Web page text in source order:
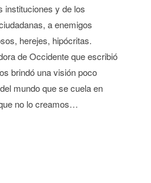
instituciones y de los
a enemigos
herejes, hipócritas.
de Occidente que escribió
brindó una visión poco
mundo que se cuela en
no lo creamos…